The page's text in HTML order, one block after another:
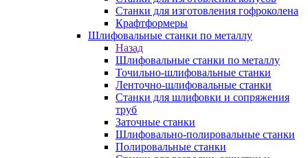
Станки для изготовления гофроколена
Крафтформеры
Шлифовальные станки по металлу
Назад
Шлифовальные станки по металлу
Точильно-шлифовальные станки
Ленточно-шлифовальные станки
Станки для шлифовки и сопряжения
труб
Заточные станки
Шлифовально-полировальные станки
Полировальные станки